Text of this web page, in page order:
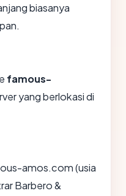
biasanya
famous-
yang berlokasi di
amos.com (usia
Barbero &